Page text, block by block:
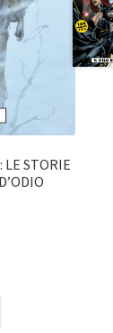
LE STORIE